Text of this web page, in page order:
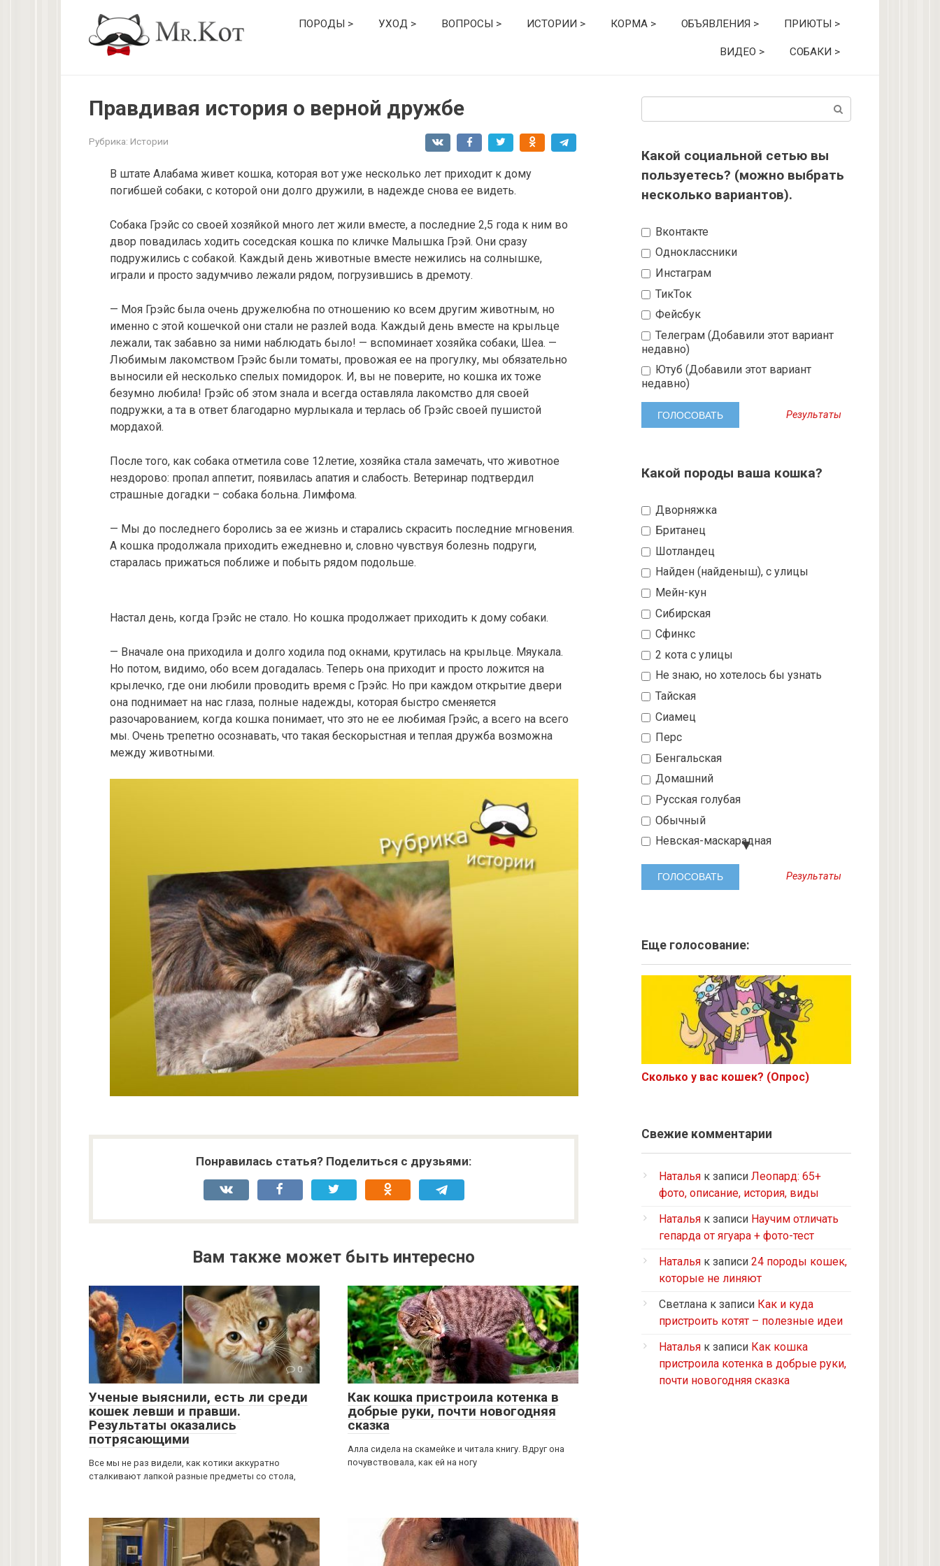
ПОРОДЫ > УХОД > ВОПРОСЫ > ИСТОРИИ > КОРМА > ОБЪЯВЛЕНИЯ > ПРИЮТЫ >
ВИДЕО > СОБАКИ >
Правдивая история о верной дружбе
Рубрика: Истории
В штате Алабама живет кошка, которая вот уже несколько лет приходит к дому
погибшей собаки, с которой они долго дружили, в надежде снова ее видеть.
Собака Грэйс со своей хозяйкой много лет жили вместе, а последние 2,5 года к ним во
двор повадилась ходить соседская кошка по кличке Малышка Грэй. Они сразу
подружились с собакой. Каждый день животные вместе нежились на солнышке,
играли и просто задумчиво лежали рядом, погрузившись в дремоту.
— Моя Грэйс была очень дружелюбна по отношению ко всем другим животным, но
именно с этой кошечкой они стали не разлей вода. Каждый день вместе на крыльце
лежали, так забавно за ними наблюдать было! — вспоминает хозяйка собаки, Шеа. —
Любимым лакомством Грэйс были томаты, провожая ее на прогулку, мы обязательно
выносили ей несколько спелых помидорок. И, вы не поверите, но кошка их тоже
безумно любила! Грэйс об этом знала и всегда оставляла лакомство для своей
подружки, а та в ответ благодарно мурлыкала и терлась об Грэйс своей пушистой
мордахой.
После того, как собака отметила сове 12летие, хозяйка стала замечать, что животное
нездорово: пропал аппетит, появилась апатия и слабость. Ветеринар подтвердил
страшные догадки – собака больна. Лимфома.
— Мы до последнего боролись за ее жизнь и старались скрасить последние мгновения.
А кошка продолжала приходить ежедневно и, словно чувствуя болезнь подруги,
старалась прижаться поближе и побыть рядом подольше.
Настал день, когда Грэйс не стало. Но кошка продолжает приходить к дому собаки.
— Вначале она приходила и долго ходила под окнами, крутилась на крыльце. Мяукала.
Но потом, видимо, обо всем догадалась. Теперь она приходит и просто ложится на
крылечко, где они любили проводить время с Грэйс. Но при каждом открытие двери
она поднимает на нас глаза, полные надежды, которая быстро сменяется
разочарованием, когда кошка понимает, что это не ее любимая Грэйс, а всего на всего
мы. Очень трепетно осознавать, что такая бескорыстная и теплая дружба возможна
между животными.
Понравилась статья? Поделиться с друзьями:
Вам также может быть интересно
0
Ученые выяснили, есть ли среди
кошек левши и правши.
Результаты оказались
потрясающими
Все мы не раз видели, как котики аккуратно
сталкивают лапкой разные предметы со стола,
2
Как кошка пристроила котенка в
добрые руки, почти новогодняя
сказка
Алла сидела на скамейке и читала книгу. Вдруг она
почувствовала, как ей на ногу
Какой социальной сетью вы
пользуетесь? (можно выбрать
несколько вариантов).
Вконтакте
Одноклассники
Инстаграм
ТикТок
Фейсбук
Телеграм (Добавили этот вариант
недавно)
Ютуб (Добавили этот вариант
недавно)
Результаты
Какой породы ваша кошка?
Дворняжка
Британец
Шотландец
Найден (найденыш), с улицы
Мейн-кун
Сибирская
Сфинкс
2 кота с улицы
Не знаю, но хотелось бы узнать
Тайская
Сиамец
Перс
Бенгальская
Домашний
Русская голубая
Обычный
Невская-маскарадная
Шотландский вислоухий
Абиссинская
Ангорская
Курильский бобтейл
Рыжий
6 с улицы
Корниш-рекс
Ориентал
Норвежская лесная
на улице котенком подобрала
Кот и кошка с улицы
Нибелунг
Европейская короткошерстная
Рэгдолл
Турецкий ван
5 кошек и 2 кота, все с улицы, но
2 кошки с улицы
Бомбейская
Табби дворовая
Из приюта
Результаты
Еще голосование:
Сколько у вас кошек? (Опрос)
Свежие комментарии
Наталья к записи Леопард: 65+
фото, описание, история, виды
Наталья к записи Научим отличать
гепарда от ягуара + фото-тест
Наталья к записи 24 породы кошек,
которые не линяют
Светлана к записи Как и куда
пристроить котят – полезные идеи
Наталья к записи Как кошка
пристроила котенка в добрые руки,
почти новогодняя сказка